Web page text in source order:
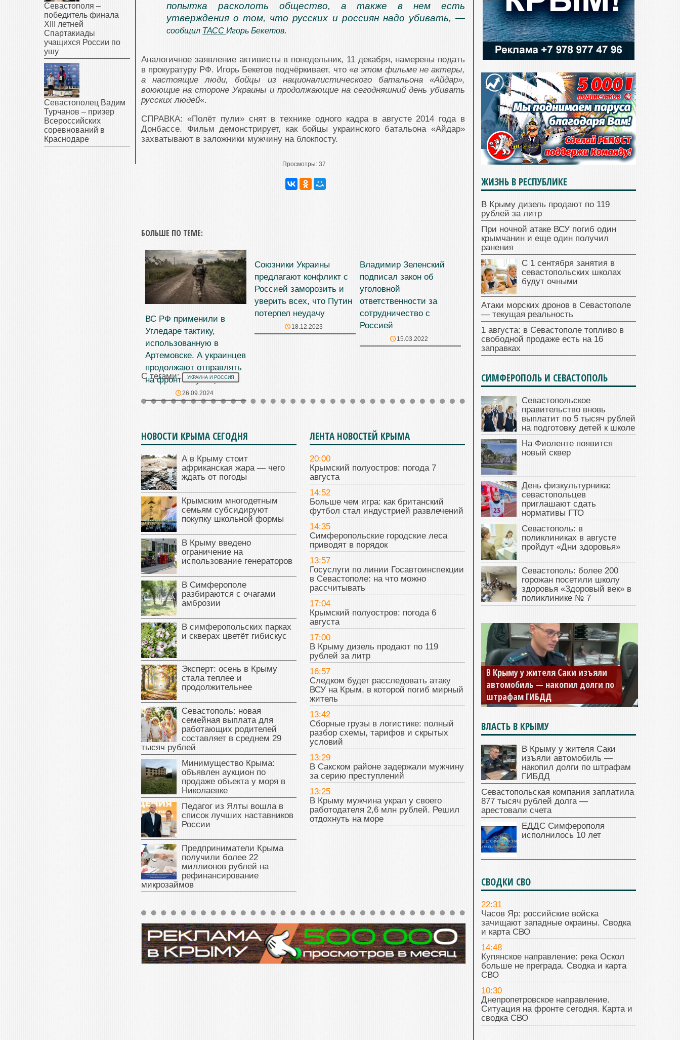
попытка расколоть общество, а также в нем есть
утверждения о том, что русских и россиян надо убивать, —
сообщил ТАСС Игорь Бекетов.
Аналогичное заявление активисты в понедельник, 11 декабря, намерены подать
в прокуратуру РФ. Игорь Бекетов подчёркивает, что «в этом фильме не актеры,
а настоящие люди, бойцы из националистического батальона «Айдар»,
воюющие на стороне Украины и продолжающие на сегодняшний день убивать
русских людей«.
СПРАВКА: «Полёт пули» снят в технике одного кадра в августе 2014 года в
Донбассе. Фильм демонстрирует, как бойцы украинского батальона «Айдар»
захватывают в заложники мужчину на блокпосту.
Просмотры: 37
БОЛЬШЕ ПО ТЕМЕ:
ВС РФ применили в
Угледаре тактику,
использованную в
Артемовске. А украинцев
продолжают отправлять
на фронт «с улицы»
26.09.2024
Союзники Украины
предлагают конфликт с
Россией заморозить и
уверить всех, что Путин
потерпел неудачу
18.12.2023
Владимир Зеленский
подписал закон об
уголовной
ответственности за
сотрудничество с
Россией
15.03.2022
С тегами: УКРАИНА И РОССИЯ
НОВОСТИ КРЫМА СЕГОДНЯ
А в Крыму стоит
африканская жара — чего
ждать от погоды
Крымским многодетным
семьям субсидируют
покупку школьной формы
В Крыму введено
ограничение на
использование генераторов
В Симферополе
разбираются с очагами
амброзии
В симферопольских парках
и скверах цветёт гибискус
Эксперт: осень в Крыму
стала теплее и
продолжительнее
Севастополь: новая
семейная выплата для
работающих родителей
составляет в среднем 29
тысяч рублей
Минимущество Крыма:
объявлен аукцион по
продаже объекта у моря в
Николаевке
Педагог из Ялты вошла в
список лучших наставников
России
Предприниматели Крыма
получили более 22
миллионов рублей на
рефинансирование
микрозаймов
ЛЕНТА НОВОСТЕЙ КРЫМА
20:00
Крымский полуостров: погода 7
августа
14:52
Больше чем игра: как британский
футбол стал индустрией развлечений
14:35
Симферопольские городские леса
приводят в порядок
13:57
Госуслуги по линии Госавтоинспекции
в Севастополе: на что можно
рассчитывать
17:04
Крымский полуостров: погода 6
августа
17:00
В Крыму дизель продают по 119
рублей за литр
16:57
Следком будет расследовать атаку
ВСУ на Крым, в которой погиб мирный
житель
13:42
Сборные грузы в логистике: полный
разбор схемы, тарифов и скрытых
условий
13:29
В Сакском районе задержали мужчину
за серию преступлений
13:25
В Крыму мужчина украл у своего
работодателя 2,6 млн рублей. Решил
отдохнуть на море
Севастополя –
победитель финала
XIII летней
Спартакиады
учащихся России по
ушу
Севастополец Вадим
Турчанов – призер
Всероссийских
соревнований в
Краснодаре
ЖИЗНЬ В РЕСПУБЛИКЕ
В Крыму дизель продают по 119
рублей за литр
При ночной атаке ВСУ погиб один
крымчанин и еще один получил
ранения
С 1 сентября занятия в
севастопольских школах
будут очными
Атаки морских дронов в Севастополе
— текущая реальность
1 августа: в Севастополе топливо в
свободной продаже есть на 16
заправках
СИМФЕРОПОЛЬ И СЕВАСТОПОЛЬ
Севастопольское
правительство вновь
выплатит по 5 тысяч рублей
на подготовку детей к школе
На Фиоленте появится
новый сквер
День физкультурника:
севастопольцев
приглашают сдать
нормативы ГТО
Севастополь: в
поликлиниках в августе
пройдут «Дни здоровья»
Севастополь: более 200
горожан посетили школу
здоровья «Здоровый век» в
поликлинике № 7
Севастопольская компания
заплатила 877 тысяч рублей
долга — арестовали счета
ВЛАСТЬ В КРЫМУ
В Крыму у жителя Саки
изъяли автомобиль —
накопил долги по штрафам
ГИБДД
Севастопольская компания заплатила
877 тысяч рублей долга —
арестовали счета
ЕДДС Симферополя
исполнилось 10 лет
СВОДКИ СВО
22:31
Часов Яр: российские войска
зачищают западные окраины. Сводка
и карта СВО
14:48
Купянское направление: река Оскол
больше не преграда. Сводка и карта
СВО
10:30
Днепропетровское направление.
Ситуация на фронте сегодня. Карта и
сводка СВО